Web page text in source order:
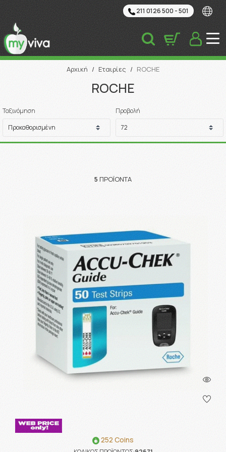
211 0126 500 - 501
Αναζήτηση
Αρχική / Εταιρίες / ROCHE
ROCHE
Ταξινόμηση Προβολή
5 ΠΡΟΪΌΝΤΑ
252 Coins